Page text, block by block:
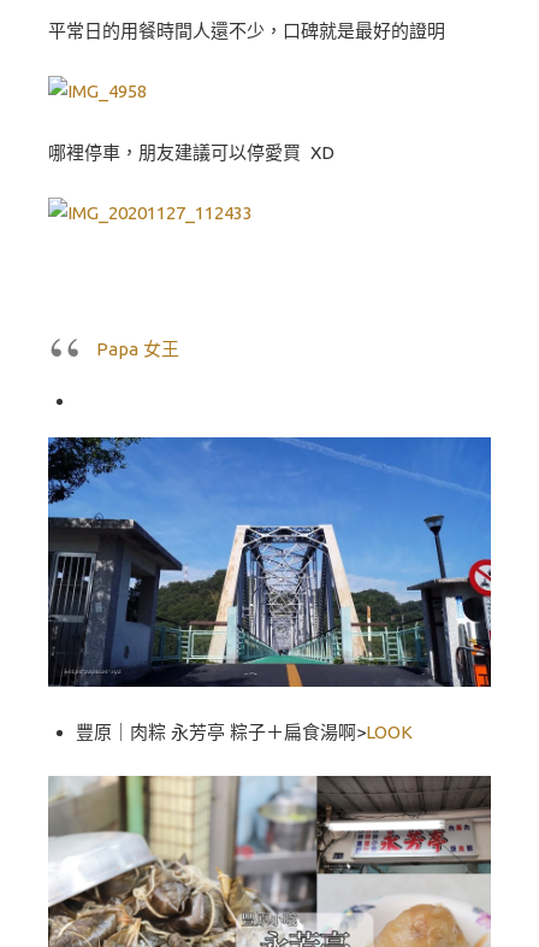
平常日的用餐時間人還不少，口碑就是最好的證明
哪裡停車，朋友建議可以停愛買 XD
Papa 女王
豐原｜肉粽 永芳亭 粽子＋扁食湯啊>LOOK